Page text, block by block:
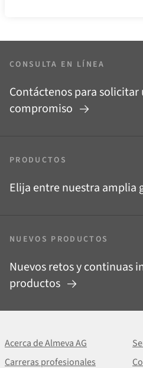
CONSULTA EN LÍNEA
Contáctenos para
compromiso
PRODUCTOS
Elija entre nuestra amplia
NUEVOS PRODUCTOS
Nuevos retos y continuas
productos
Acerca de Almeva AG
Carreras profesionales